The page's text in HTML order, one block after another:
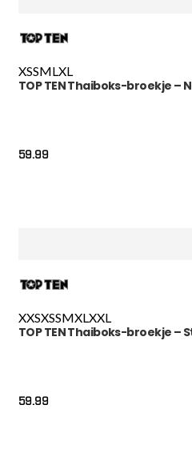
XSSML XL
TOP TEN Thaiboks-broekje –
59.99
XXSXSSMXLXXL
TOP TEN Thaiboks-broekje –
59.99